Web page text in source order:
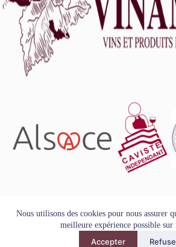
Nous utilisons des cookies pour nous assurer
meilleure expérience possible sur
Accepter
avec modération.
Tous droits réservés - Copyright